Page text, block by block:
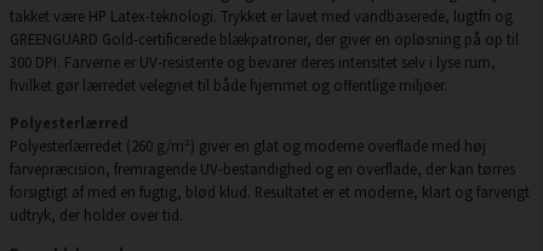
takket være HP Latex-teknologi. Trykket er lavet med vandbaserede, lugtfri og
GREENGUARD Gold-certificerede blækpatroner, der giver en opløsning på op til
300 DPI. Farverne er UV-resistente og bevarer deres intensitet selv i lyse rum,
hvilket gør lærredet velegnet til både hjemmet og offentlige miljøer.
Polyesterlærred
Polyesterlærredet (260 g/m²) giver en glat og moderne overflade med høj
farvepræcision, fremragende UV-bestandighed og en overflade, der kan tørres
forsigtigt af med en fugtig, blød klud. Resultatet er et moderne, klart og farverigt
udtryk, der holder over tid.